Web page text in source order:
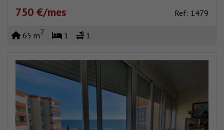
750 €/mes Ref: 1479
65 m2 1 1